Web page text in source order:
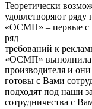
Теоретически
удовлетворяют ряду
«ОСМП» – первые с
ряд
требований к
«ОСМП» выполнила.
производителя и
готовы с Вами
подходят под наши
сотрудничества с